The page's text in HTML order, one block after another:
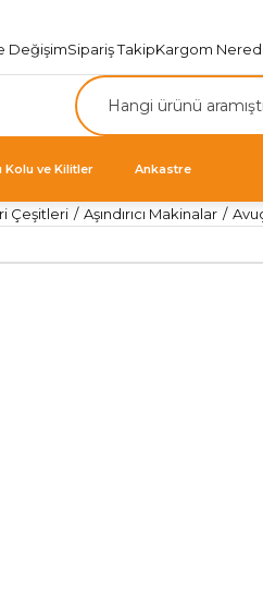
DeğişimSipariş TakipKargom
Kolu ve Kilitler Ankastre
Çeşitleri Aşındırıcı Makinalar